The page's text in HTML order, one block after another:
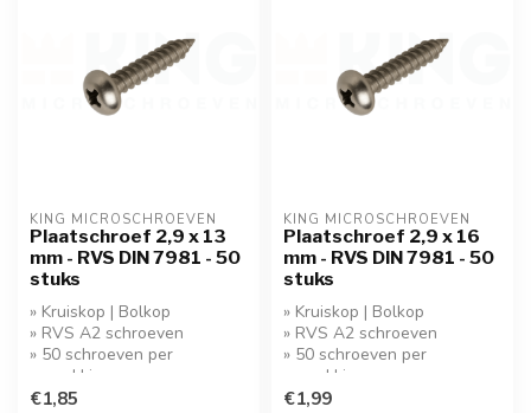
KING MICROSCHROEVEN
Plaatschroef 2,9 x 13
mm - RVS DIN 7981 - 50
stuks
» Kruiskop | Bolkop
» RVS A2 schroeven
» 50 schroeven per
verpakking
» Koop 5 stuks krijg 10%
€1,85
KING MICROSCHROEVEN
Plaatschroef 2,9 x 16
mm - RVS DIN 7981 - 50
stuks
» Kruiskop | Bolkop
» RVS A2 schroeven
» 50 schroeven per
verpakking
» Koop 5 stuks krijg 10%
€1,99